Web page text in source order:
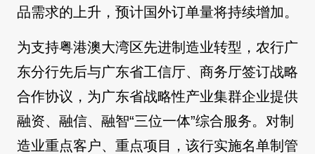
品需求的上升，预计国外订单量将持续增加。
为支持粤港澳大湾区先进制造业转型，农行广
东分行先后与广东省工信厅、商务厅签订战略
合作协议，为广东省战略性产业集群企业提供
融资、融信、融智“三位一体”综合服务。对制
造业重点客户、重点项目，该行实施名单制管